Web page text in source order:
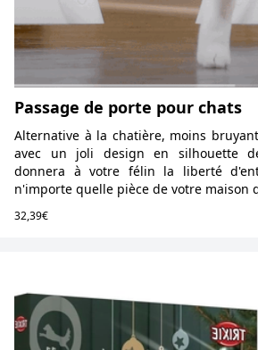
Passage de porte pour chats
Alternative à la chatière, moins
avec un joli design en silhouette
donnera à votre félin la liberté
n'importe quelle pièce de votre maison
32,39€